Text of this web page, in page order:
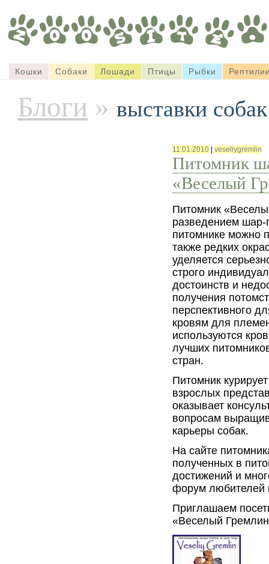
Кошки Собаки Лошади Птицы Рыбки
Блоги » выставки собак
11.01.2010 |veseliygremlin
Питомник
«Веселый
Питомник
разведением шар-
питомнике можно
также редких
уделяется
строго
достоинств и
получения
перспективного
кровям для
используются
лучших
стран.
Питомник
взрослых
оказывает
вопросам
карьеры собак.
На сайте
полученных в
достижений и
форум любителей
Приглашаем
«Веселый